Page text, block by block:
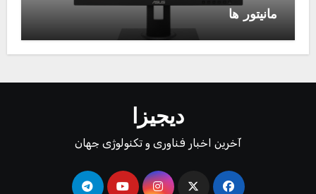
مانیتور ها
دیجیزا
آخرین اخبار فناوری و تکنولوژی جهان